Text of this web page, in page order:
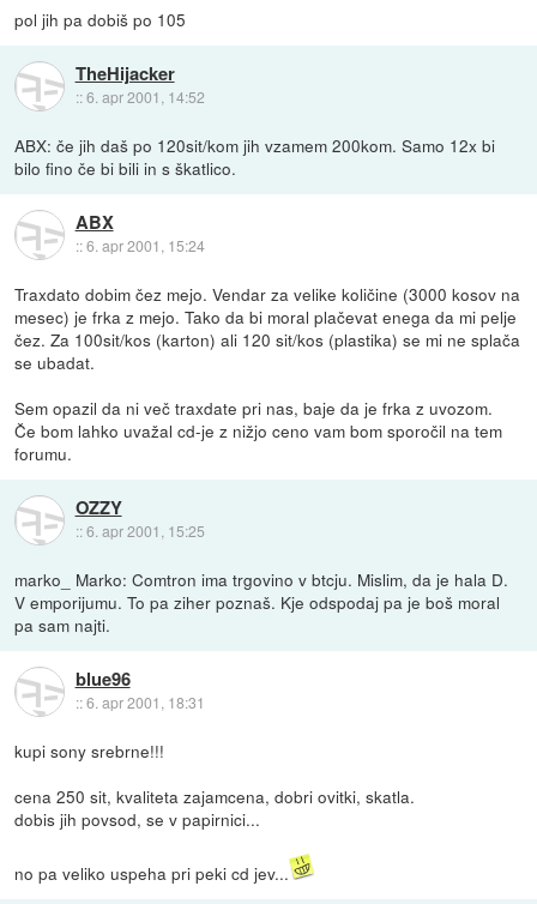
pol jih pa dobiš po 105
TheHijacker
::6. apr 2001, 14:52
ABX: če jih daš po 120sit/kom jih vzamem 200kom. Samo 12x bi
bilo fino če bi bili in s škatlico.
ABX
::6. apr 2001, 15:24
Traxdato dobim čez mejo. Vendar za velike količine (3000 kosov na
mesec) je frka z mejo. Tako da bi moral plačevat enega da mi pelje
čez. Za 100sit/kos (karton) ali 120 sit/kos (plastika) se mi ne splača
se ubadat.
Sem opazil da ni več traxdate pri nas, baje da je frka z uvozom.
Če bom lahko uvažal cd-je z nižjo ceno vam bom sporočil na tem
forumu.
OZZY
::6. apr 2001, 15:25
marko_ Marko: Comtron ima trgovino v btcju. Mislim, da je hala D.
V emporijumu. To pa ziher poznaš. Kje odspodaj pa je boš moral
pa sam najti.
blue96
::6. apr 2001, 18:31
kupi sony srebrne!!!
cena 250 sit, kvaliteta zajamcena, dobri ovitki, skatla.
dobis jih povsod, se v papirnici...
no pa veliko uspeha pri peki cd jev...